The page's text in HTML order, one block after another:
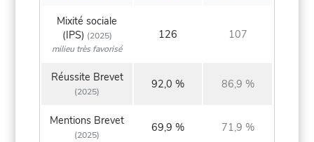
Mixité sociale
(IPS) (2025)
milieu très favorisé
126 107
Réussite Brevet
(2025)
92,0 % 86,9 %
Mentions Brevet
(2025)
69,9 % 71,9 %